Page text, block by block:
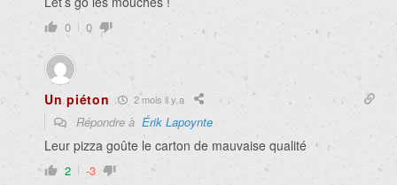
0 0
Un piéton 2 mois il y a
Répondre à Érik Lapoynte
Leur pizza goûte le carton de mauvaise qualité
2 -3